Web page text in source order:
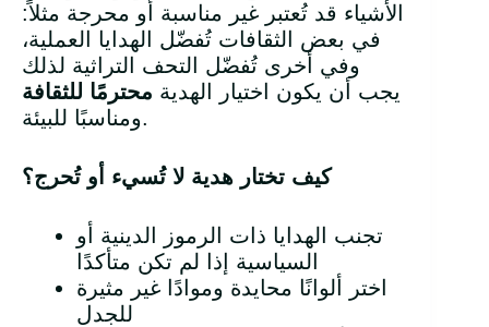
الأشياء قد تُعتبر غير مناسبة أو محرجة مثلاً:
في بعض الثقافات تُفضّل الهدايا العملية،
وفي أخرى تُفضّل التحف التراثية لذلك
يجب أن يكون اختيار الهدية محترمًا للثقافة
ومناسبًا للبيئة.
كيف تختار هدية لا تُسيء أو تُحرج؟
تجنب الهدايا ذات الرموز الدينية أو
السياسية إذا لم تكن متأكدًا
اختر ألوانًا محايدة وموادًا غير مثيرة
للجدل